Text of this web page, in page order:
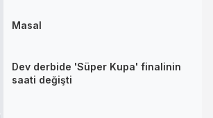
Masal
Dev derbide 'Süper Kupa' finalinin
saati değişti